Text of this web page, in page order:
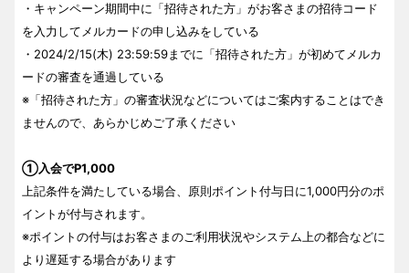
・キャンペーン期間中に「招待された方」がお客さまの招待コード
を入力してメルカードの申し込みをしている
・2024/2/15(木) 23:59:59までに「招待された方」が初めてメルカ
ードの審査を通過している
※「招待された方」の審査状況などについてはご案内することはでき
ませんので、あらかじめご了承ください
①入会でP1,000
上記条件を満たしている場合、原則ポイント付与日に1,000円分のポ
イントが付与されます。
※ポイントの付与はお客さまのご利用状況やシステム上の都合などに
より遅延する場合があります